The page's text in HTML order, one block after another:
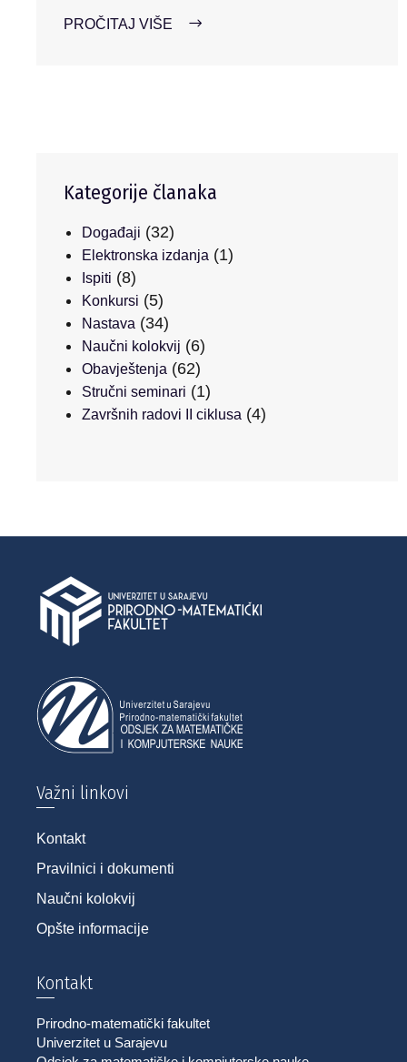
PROČITAJ VIŠE
Kategorije članaka
Događaji (32)
Elektronska izdanja (1)
Ispiti (8)
Konkursi (5)
Nastava (34)
Naučni kolokvij (6)
Obavještenja (62)
Stručni seminari (1)
Završnih radovi II ciklusa (4)
Važni linkovi
Kontakt
Pravilnici i dokumenti
Naučni kolokvij
Opšte informacije
Kontakt
Prirodno-matematički fakultet
Univerzitet u Sarajevu